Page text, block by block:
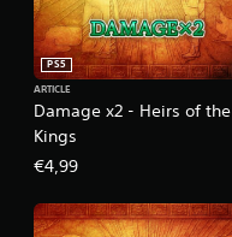
Damage x2 - Heirs of the
Kings
PS5
ARTICLE
€4,99